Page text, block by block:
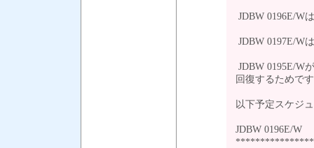
JDBW 0196E/W
JDBW 0197E/W
JDBW 0195E/W
回復するためで
以下予定スケジ
JDBW 0196E/W